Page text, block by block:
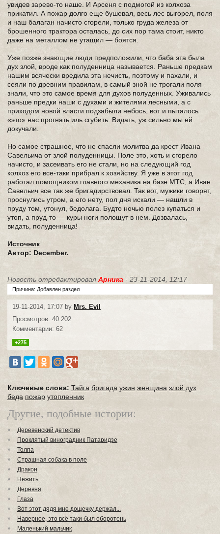
увидев зарево-то наше. И Арсеня с подмогой из колхоза
прикатил. А пожар долго еще бушевал, весь лес выгорел, поля
и наш балаган начисто сгорели, только груда железа от
брошенного трактора осталась, до сих пор тама стоит, никто
даже на металлом не утащил — боятся.
Уже позже знающие люди предположили, что баба эта была
дух злой, вроде как полуденница называется. Раньше предкам
нашим всячески вредила эта нечисть, поэтому и пахали, и
сеяли по древним правилам, в самый зной не трогали поля —
знали, что это самое время для духов полуденных. Уживались
раньше предки наши с духами и жителями лесными, а с
приходом новой власти подзабыли небось, вот и пыталось
«это» нас прогнать иль сгубить. Видать, уж сильно мы ей
докучали.
Но самое страшное, что не спасли молитва да крест Ивана
Савельича от злой полуденницы. Поле это, хоть и сгорело
начисто, и засеивать его не стали, но на следующий год
колхоз его все-таки прибрал к хозяйству. Я уже в этот год
работал помощником главного механика на базе МТС, а Иван
Савельич все так же бригадирствовал. Так вот, мужики говорят,
проснулись утром, а его нету, пол дня искали — нашли в
пруду том, утонул, бедолага. Будто ночью полез купаться и
утоп, а пруд-то — куры ноги полощут в нем. Дозвалась,
видать, полуденница!
Источник
Автор: December.
Новость отредактировал Арника - 23-11-2014, 12:17
Причина: Добавлен раздел
19-11-2014, 17:07 by Mrs. Evil
Просмотров: 40 202
Комментарии: 62
+275
Ключевые слова: Тайга бригада ужин женщина злой дух
беда пожар утопленник
Другие, подобные истории:
Деревенский детектив
Проклятый виноградник Патаридзе
Толпа
Страшная собака в поле
Дракон
Нежить
Деревня
Глаза
Вот этот дядя мне дощечку держал...
Наверное, это всё таки был оборотень
Маленький мальчик